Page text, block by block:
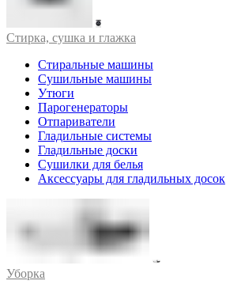
Стирка, сушка и глажка
Стиральные машины
Сушильные машины
Утюги
Парогенераторы
Отпариватели
Гладильные системы
Гладильные доски
Сушилки для белья
Аксессуары для гладильных досок
Уборка